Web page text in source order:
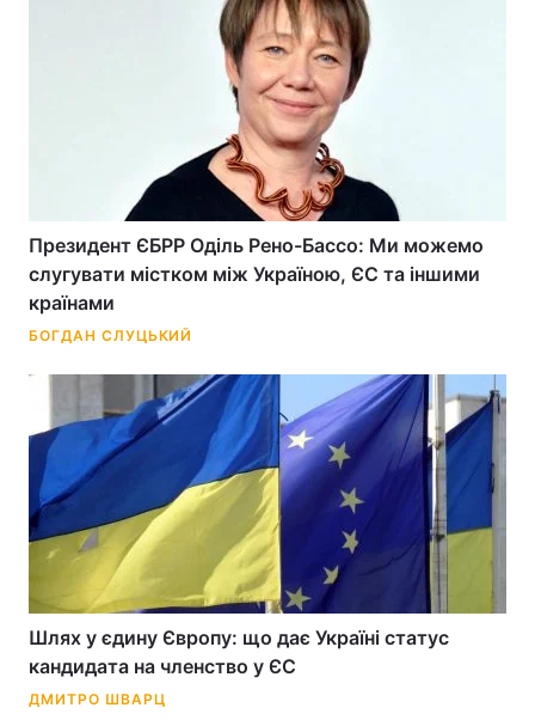
Президент ЄБРР Оділь Рено-Бассо: Ми можемо
слугувати містком між Україною, ЄС та іншими
країнами
БОГДАН СЛУЦЬКИЙ
Шлях у єдину Європу: що дає Україні статус
кандидата на членство у ЄС
ДМИТРО ШВАРЦ